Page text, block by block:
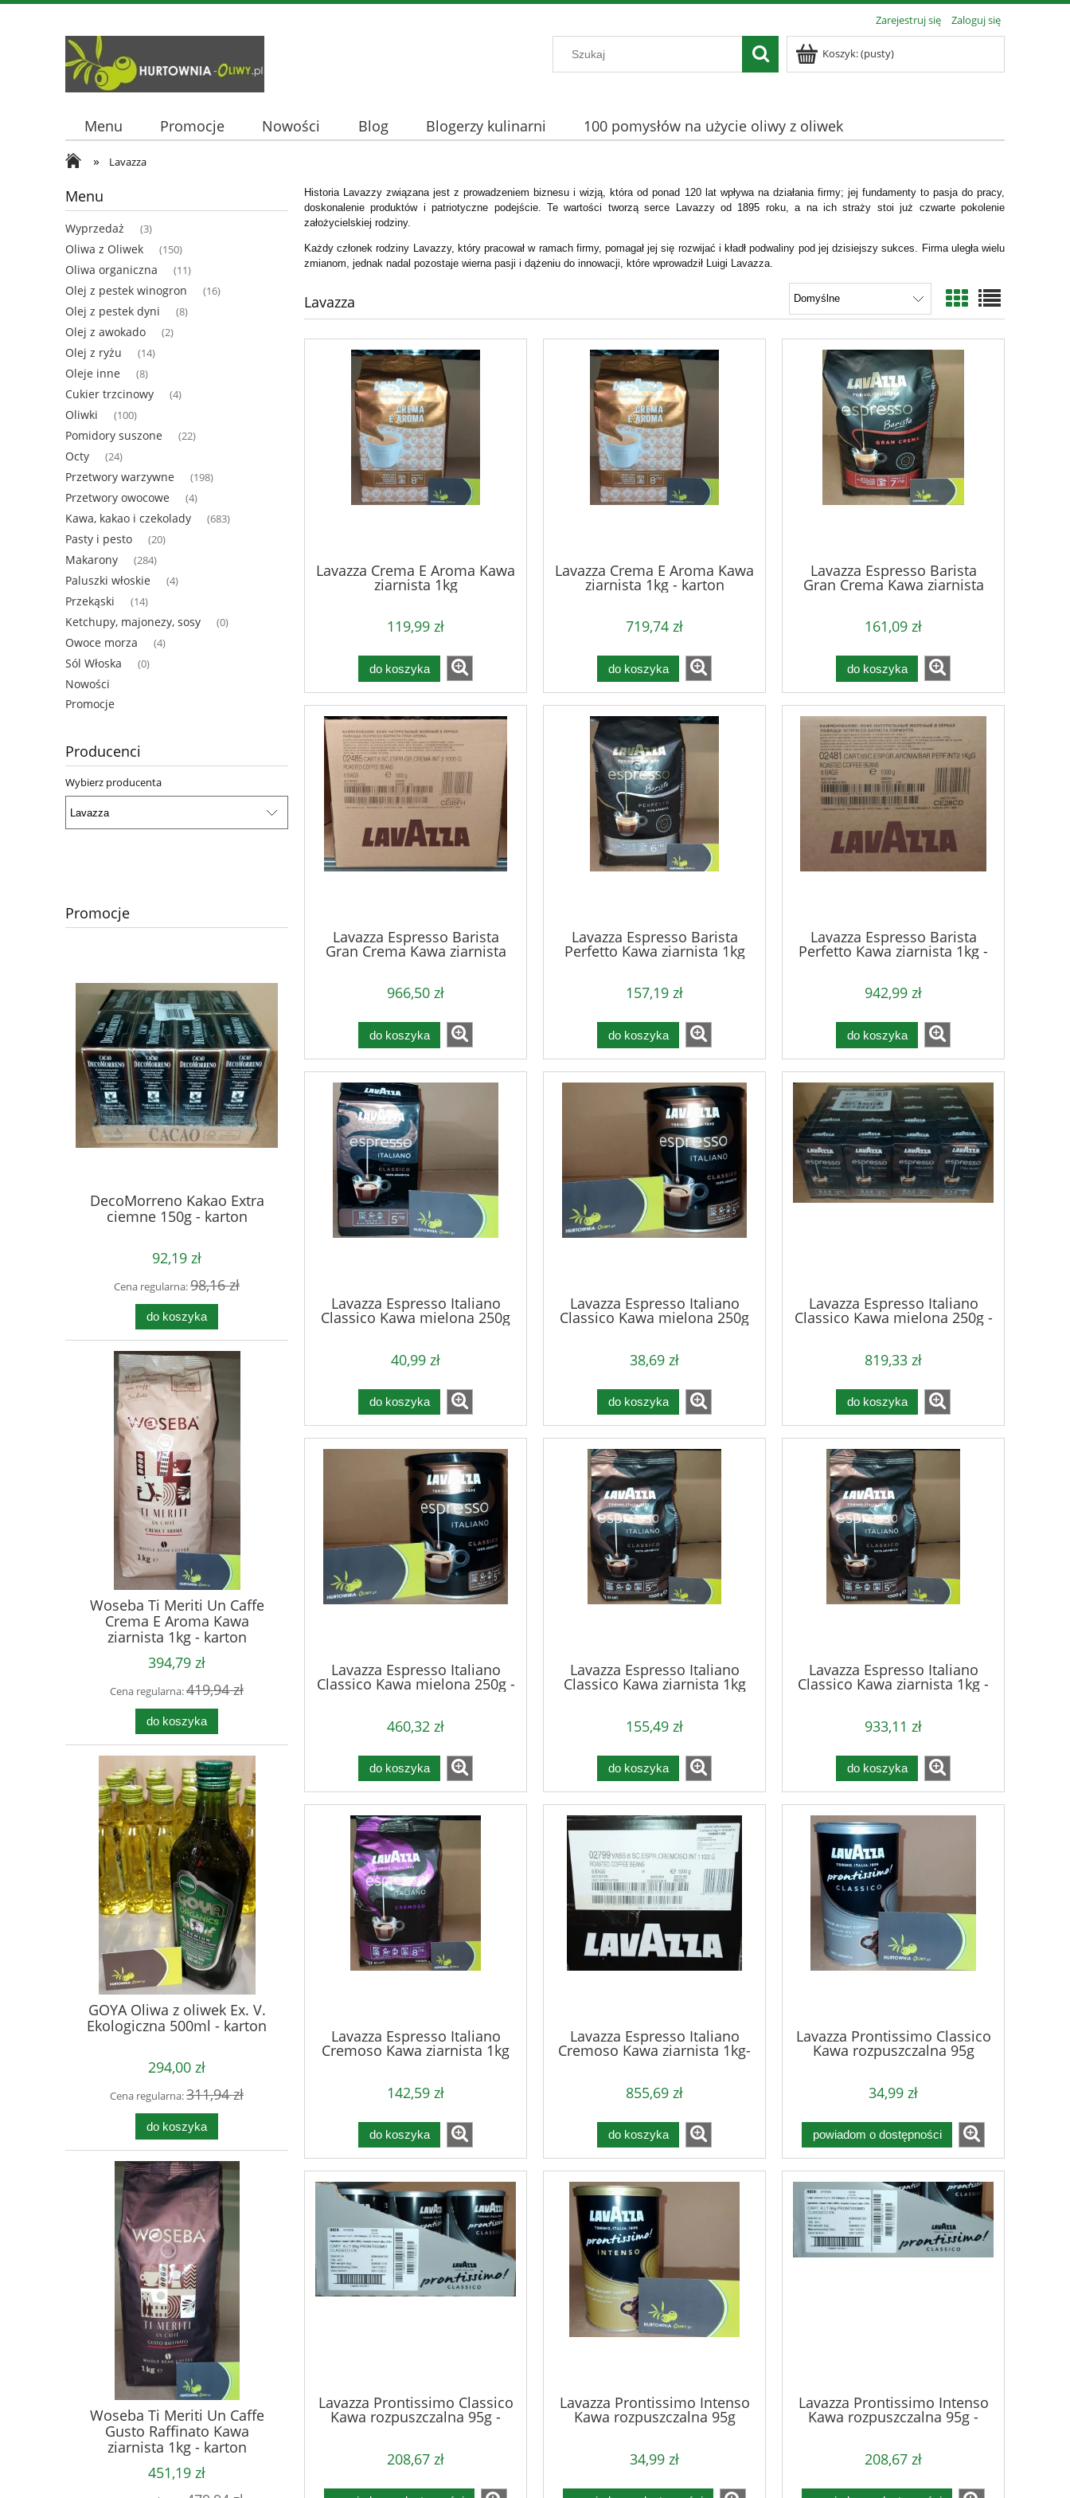
Zarejestruj się Zaloguj się
Koszyk:(pusty)
Menu Promocje Nowości Blog Blogerzy kulinarni 100 pomysłów na użycie oliwy z oliwek
» Lavazza
Menu
Wyprzedaż (3)
Oliwa z Oliwek (150)
Oliwa organiczna (11)
Olej z pestek winogron (16)
Olej z pestek dyni (8)
Olej z awokado (2)
Olej z ryżu (14)
Oleje inne (8)
Cukier trzcinowy (4)
Oliwki (100)
Pomidory suszone (22)
Octy (24)
Przetwory warzywne (198)
Przetwory owocowe (4)
Kawa, kakao i czekolady (683)
Pasty i pesto (20)
Makarony (284)
Paluszki włoskie (4)
Przekąski (14)
Ketchupy, majonezy, sosy (0)
Owoce morza (4)
Sól Włoska (0)
Nowości
Promocje
Producenci
Wybierz producenta
Promocje
DecoMorreno Kakao Extra
ciemne 150g - karton
92,19 zł
Cena regularna:98,16 zł
do koszyka
Woseba Ti Meriti Un Caffe
Crema E Aroma Kawa
ziarnista 1kg - karton
394,79 zł
Cena regularna:419,94 zł
do koszyka
GOYA Oliwa z oliwek Ex. V.
Ekologiczna 500ml - karton
294,00 zł
Cena regularna:311,94 zł
do koszyka
Woseba Ti Meriti Un Caffe
Gusto Raffinato Kawa
ziarnista 1kg - karton
451,19 zł
Historia Lavazzy związana jest z prowadzeniem biznesu i wizją, która od ponad 120 lat wpływa na działania firmy; jej fundamenty to pasja do pracy,
doskonalenie produktów i patriotyczne podejście. Te wartości tworzą serce Lavazzy od 1895 roku, a na ich straży stoi już czwarte pokolenie
założycielskiej rodziny.
Każdy członek rodziny Lavazzy, który pracował w ramach firmy, pomagał jej się rozwijać i kładł podwaliny pod jej dzisiejszy sukces. Firma uległa wielu
zmianom, jednak nadal pozostaje wierna pasji i dążeniu do innowacji, które wprowadził Luigi Lavazza.
Lavazza
Lavazza Crema E Aroma Kawa
ziarnista 1kg
119,99 zł
do koszyka
Lavazza Crema E Aroma Kawa
ziarnista 1kg - karton
719,74 zł
do koszyka
Lavazza Espresso Barista
Gran Crema Kawa ziarnista
161,09 zł
do koszyka
Lavazza Espresso Barista
Gran Crema Kawa ziarnista
966,50 zł
do koszyka
Lavazza Espresso Barista
Perfetto Kawa ziarnista 1kg
157,19 zł
do koszyka
Lavazza Espresso Barista
Perfetto Kawa ziarnista 1kg -
942,99 zł
do koszyka
Lavazza Espresso Italiano
Classico Kawa mielona 250g
40,99 zł
do koszyka
Lavazza Espresso Italiano
Classico Kawa mielona 250g
38,69 zł
do koszyka
Lavazza Espresso Italiano
Classico Kawa mielona 250g -
819,33 zł
do koszyka
Lavazza Espresso Italiano
Classico Kawa mielona 250g -
460,32 zł
do koszyka
Lavazza Espresso Italiano
Classico Kawa ziarnista 1kg
155,49 zł
do koszyka
Lavazza Espresso Italiano
Classico Kawa ziarnista 1kg -
933,11 zł
do koszyka
Lavazza Espresso Italiano
Cremoso Kawa ziarnista 1kg
142,59 zł
do koszyka
Lavazza Espresso Italiano
Cremoso Kawa ziarnista 1kg-
855,69 zł
do koszyka
Lavazza Prontissimo Classico
Kawa rozpuszczalna 95g
34,99 zł
powiadom o dostępności
Lavazza Prontissimo Classico
Kawa rozpuszczalna 95g -
208,67 zł
Lavazza Prontissimo Intenso
Kawa rozpuszczalna 95g
34,99 zł
Lavazza Prontissimo Intenso
Kawa rozpuszczalna 95g -
208,67 zł